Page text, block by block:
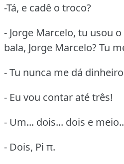
-Tá, e cadê o troco?
- Jorge Marcelo, tu usou
bala, Jorge Marcelo? Tu
- Tu nunca me dá
- Eu vou contar até três!
- Um... dois... dois e
- Dois, Pi π.